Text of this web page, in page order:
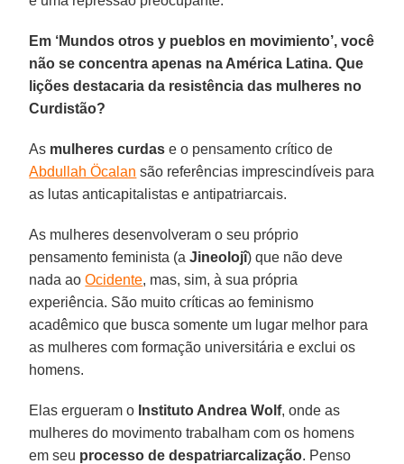
Em ‘Mundos otros y pueblos en movimiento’, você
não se concentra apenas na América Latina. Que
lições destacaria da resistência das mulheres no
Curdistão?
As mulheres curdas e o pensamento crítico de
Abdullah Öcalan são referências imprescindíveis para
as lutas anticapitalistas e antipatriarcais.
As mulheres desenvolveram o seu próprio
pensamento feminista (aJineolojî) que não deve
nada aoOcidente, mas, sim, à sua própria
experiência. São muito críticas ao feminismo
acadêmico que busca somente um lugar melhor para
as mulheres com formação universitária e exclui os
homens.
Elas ergueram o Instituto Andrea Wolf, onde as
mulheres do movimento trabalham com os homens
em seu processo de despatriarcalização. Penso